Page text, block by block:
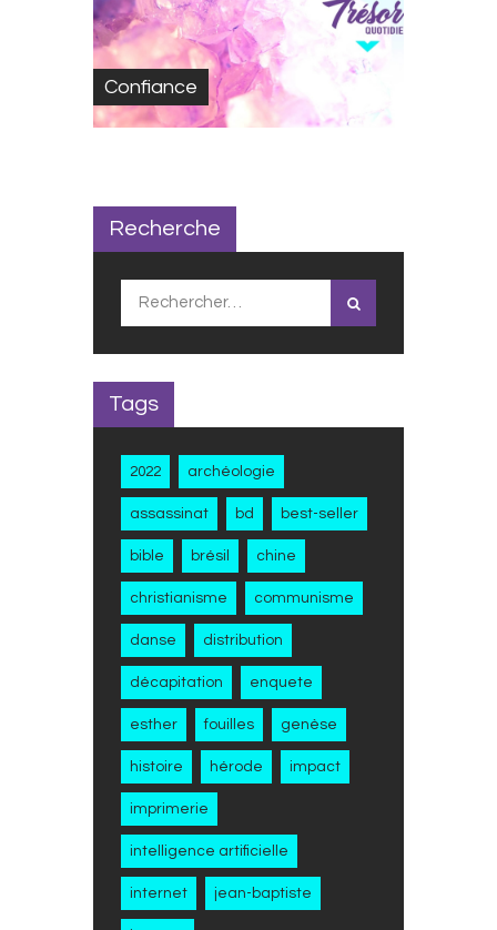
Confiance
Recherche
Rechercher :
Tags
2022 archéologie
assassinat bd best-seller
bible brésil chine
christianisme communisme
danse distribution
décapitation enquete
esther fouilles genèse
histoire hérode impact
imprimerie
intelligence artificielle
internet jean-baptiste